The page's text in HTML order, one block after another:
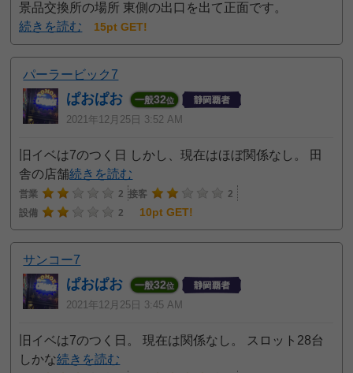
景品交換所の場所 東側の出口を出て正面です。
続きを読む
15pt GET!
パーラービック7
ぱおぱお 一般32位
2021年12月25日 3:52 AM
旧イベは7のつく日 しかし、現在はほぼ関係なし。 田
舎の店舗続きを読む
営業 2 接客
2
設備
2 10pt GET!
サンコー7
ぱおぱお 一般32位
2021年12月25日 3:45 AM
旧イベは7のつく日。 現在は関係なし。 スロット28台
しかな続きを読む